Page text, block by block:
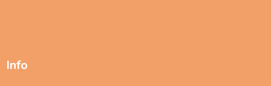
Info